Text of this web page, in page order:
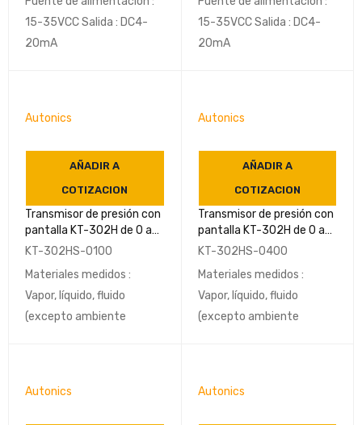
15-35VCC Salida : DC4-
20mA
15-35VCC Salida : DC4-
20mA
Autonics
AÑADIR A
COTIZACION
Transmisor de presión con
pantalla KT-302H de 0 a
35 kPa G3/8(PF,estándar)
KT-302HS-0100
Materiales medidos :
Vapor, líquido, fluido
(excepto ambiente
Autonics
AÑADIR A
COTIZACION
Transmisor de presión con
pantalla KT-302H de 0 a
0,7 MPa
AUTONICS
KT-302HS-0400
Materiales medidos :
Vapor, líquido, fluido
(excepto ambiente
Autonics Autonics